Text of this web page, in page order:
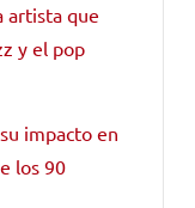
artista que
y el pop
impacto en
los 90